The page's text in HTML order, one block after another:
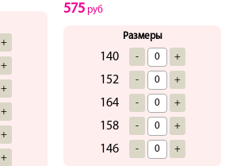
+
+
+
+
+
+
575 руб
Размеры
140 - +
152 - +
164 - +
158 - +
146 - +